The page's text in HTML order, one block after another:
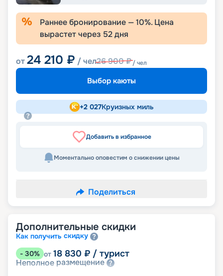
Раннее бронирование —10%. Цена
вырастет через 52дня
от24 210 ₽ / чел26 900₽/ чел
Выбор каюты
+2 027Круизных миль
Добавить в избранное
Моментально оповестим о снижении цены
Поделиться
Дополнительные скидки
Как получить скидку
- 30% от 18 830 ₽ / турист
Неполное размещение